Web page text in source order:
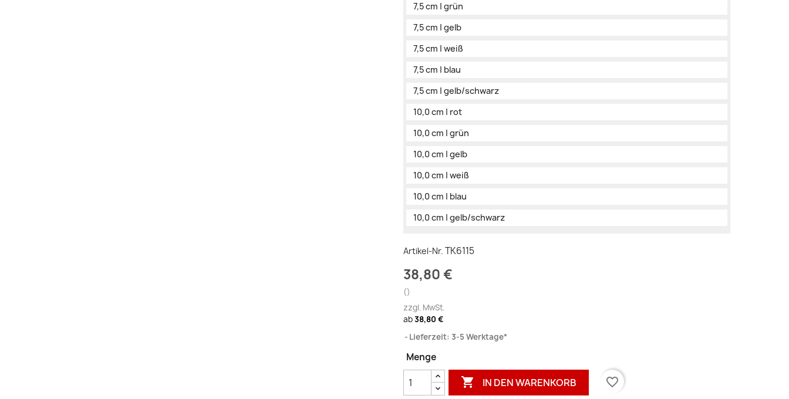
7,5 cm | grün
7,5 cm | gelb
7,5 cm | weiß
7,5 cm | blau
7,5 cm | gelb/schwarz
10,0 cm | rot
10,0 cm | grün
10,0 cm | gelb
10,0 cm | weiß
10,0 cm | blau
10,0 cm | gelb/schwarz
Artikel-Nr. TK6115
38,80 €
()
zzgl. MwSt.
ab38,80 €
Lieferzeit: 3-5 Werktage*
Menge
 IN DEN WARENKORB favorite_border